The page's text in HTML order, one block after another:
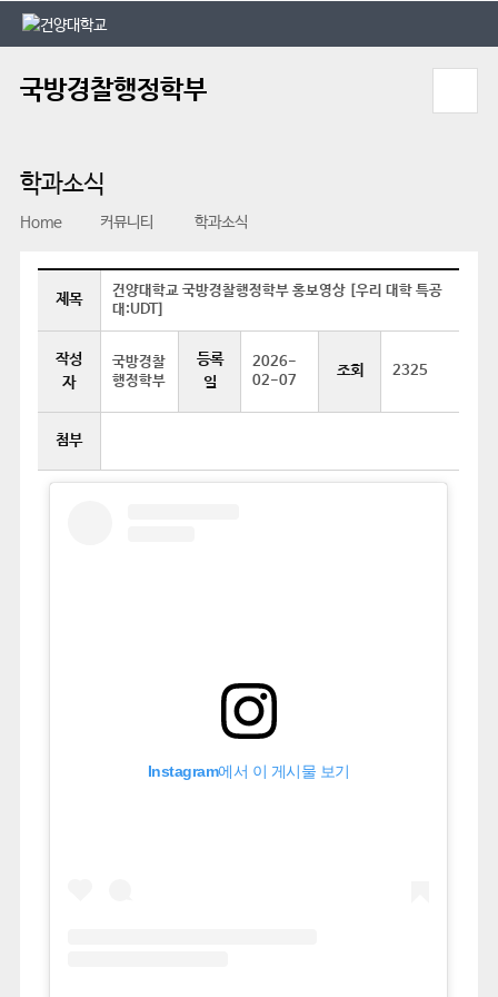
본문 바로가기
대메뉴 바로가기
국방경찰행정학부
학과소식
Home 커뮤니티 학과소식
제목
건양대학교 국방경찰행정학부 홍보영상 [우리 대학 특공
대:UDT]
작성
자
국방경찰
행정학부
등록
일
2026-
02-07
조회 2325
첨부
Instagram에서 이 게시물 보기